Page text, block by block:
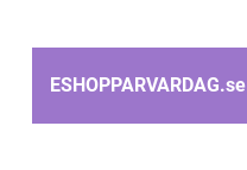
ESHOPPARVARDAG.se